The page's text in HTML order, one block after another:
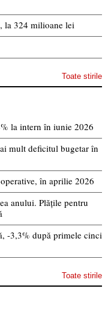
la 324 milioane lei
Toate stirile
la intern în iunie 2026
mult deficitul bugetar în
în aprilie 2026
anului. Plățile pentru
-3,3% după primele cinci
Toate stirile